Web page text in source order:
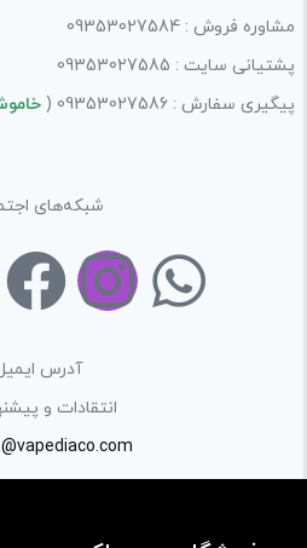
مشاوره فروش : 09353027584
پشتیانی سایت : 09353027585
پیگیری سفارش : 09353027586 (
شبکه‌های
آدرس
انتقادات و